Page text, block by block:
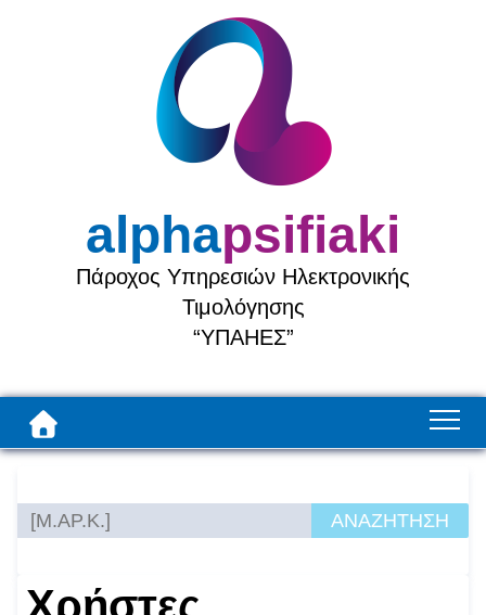
alphapsifiaki
Πάροχος Υπηρεσιών Ηλεκτρονικής
Τιμολόγησης
“ΥΠΑΗΕΣ”
ΑΝΑΖΗΤΗΣΗ
Χρήστες